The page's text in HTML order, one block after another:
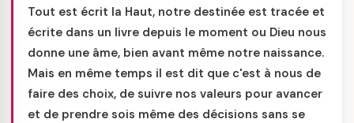
Tout est écrit la Haut, notre destinée est tracée et
écrite dans un livre depuis le moment ou Dieu nous
donne une âme, bien avant même notre naissance.
Mais en même temps il est dit que c'est à nous de
faire des choix, de suivre nos valeurs pour avancer
et de prendre sois même des décisions sans se